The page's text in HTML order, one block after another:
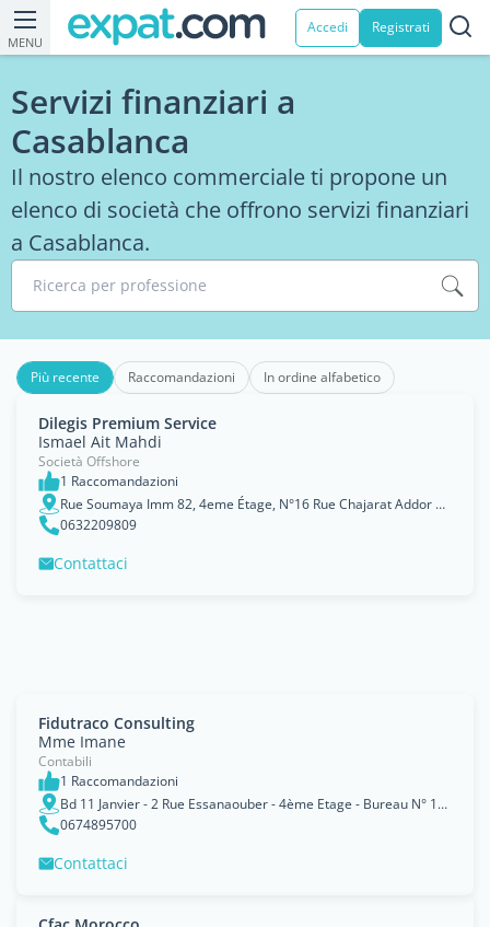
MENU
Accedi Registrati
Servizi finanziari a
Casablanca
Il nostro elenco commerciale ti propone un
elenco di società che offrono servizi finanziari
a Casablanca.
Ricerca per professione
Più recente Raccomandazioni In ordine alfabetico
Dilegis Premium Service
Ismael Ait Mahdi
Società Offshore
1 Raccomandazioni
Rue Soumaya Imm 82, 4eme Étage, N°16 Rue Chajarat Addor Quartier palmier
0632209809
Contattaci
Fidutraco Consulting
Mme Imane
Contabili
1 Raccomandazioni
Bd 11 Janvier - 2 Rue Essanaouber - 4ème Etage - Bureau N° 12, Casablanca, Grand Casablanca
0674895700
Contattaci